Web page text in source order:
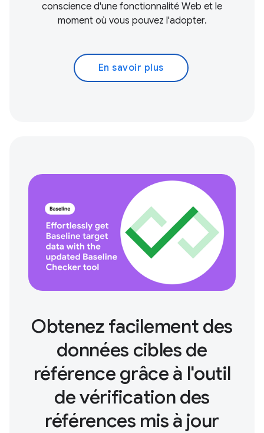
conscience d'une fonctionnalité Web et le
moment où vous pouvez l'adopter.
En savoir plus
Obtenez facilement des
données cibles de
référence grâce à l'outil
de vérification des
références mis à jour